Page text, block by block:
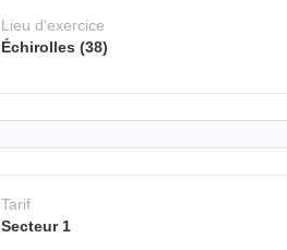
Lieud'exercice
Échirolles (38)
Tarif
Secteur 1